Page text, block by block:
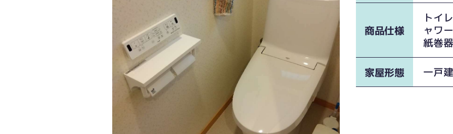
商品仕様
トイ
ャワ
紙巻
家屋形態 一戸